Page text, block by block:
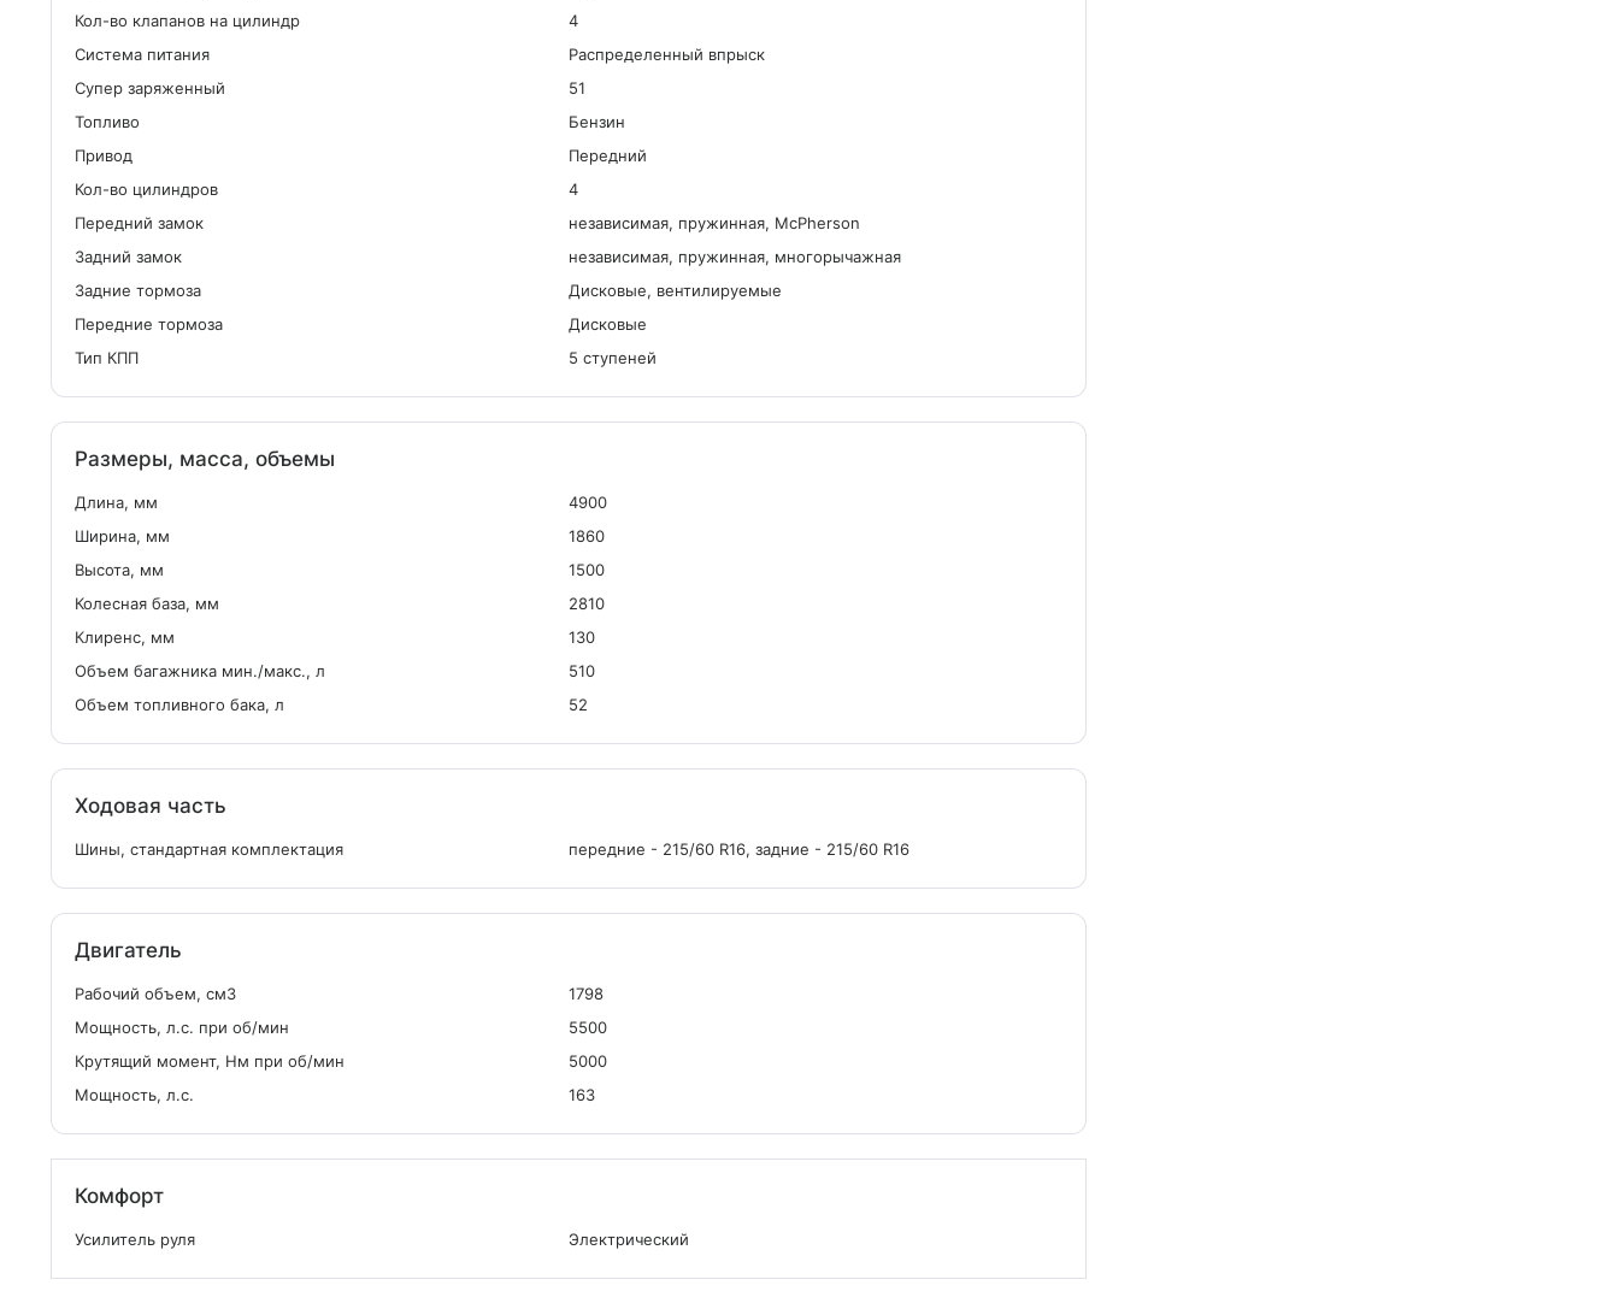
Кол-во клапанов на цилиндр
4
Система питания
Распределенный впрыск
Cупер заряженный
51
Топливо
Бензин
Привод
Передний
Кол-во цилиндров
4
Передний замок
независимая, пружинная, McPherson
Задний замок
независимая, пружинная, многорычажная
Задние тормоза
Дисковые, вентилируемые
Передние тормоза
Дисковые
Тип КПП
5 ступеней
Размеры, масса, объемы
Длина, мм
4900
Ширина, мм
1860
Высота, мм
1500
Колесная база, мм
2810
Клиренс, мм
130
Объем багажника мин./макс., л
510
Объем топливного бака, л
52
Ходовая часть
Шины, стандартная комплектация передние - 215/60 R16, задние - 215/60 R16
Двигатель
Рабочий объем, см3
1798
Мощность, л.с. при об/мин
5500
Крутящий момент, Нм при об/мин
5000
Мощность, л.с.
163
Комфорт
Усилитель руля Электрический